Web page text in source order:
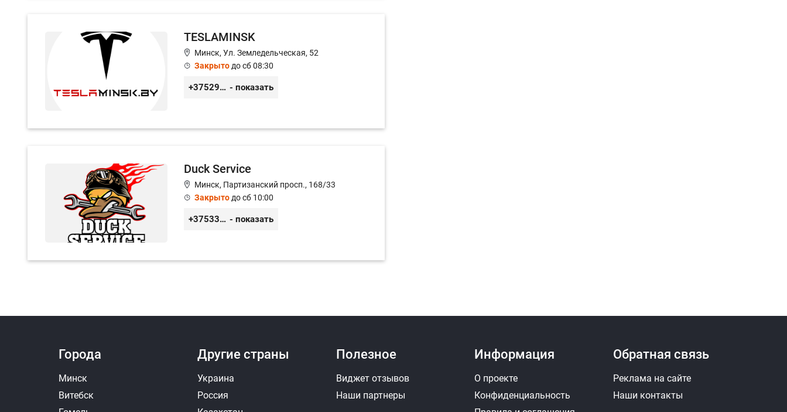
TESLAMINSK
Минск, Ул. Земледельческая, 52
Закрытодо сб 08:30
+375291335101 - показать
Duck Service
Минск, Партизанский просп., 168/33
Закрытодо сб 10:00
+375333416710 - показать
Города
Минск
Витебск
Другие страны
Украина
Россия
Полезное
Виджет отзывов
Наши партнеры
Информация
О проекте
Конфиденциальность
Обратная связь
Реклама на сайте
Наши контакты